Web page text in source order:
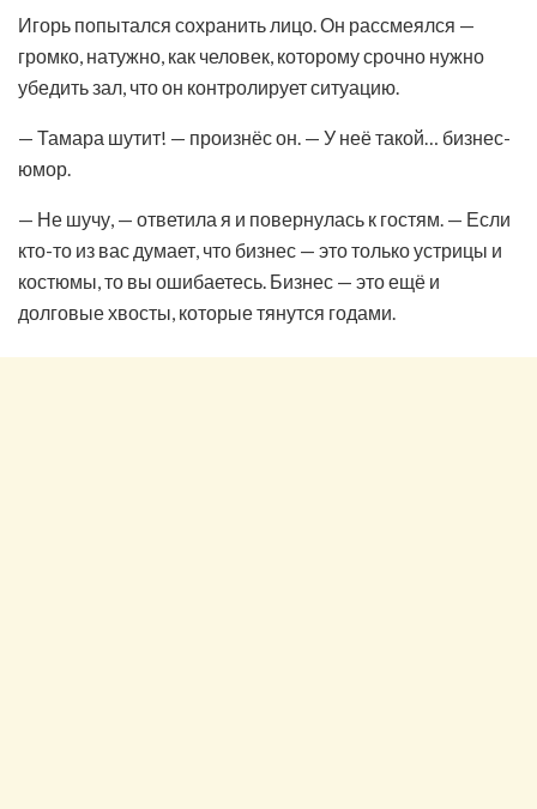
Игорь попытался сохранить лицо. Он рассмеялся —
громко, натужно, как человек, которому срочно нужно
убедить зал, что он контролирует ситуацию.
— Тамара шутит! — произнёс он. — У неё такой… бизнес-
юмор.
— Не шучу, — ответила я и повернулась к гостям. — Если
кто-то из вас думает, что бизнес — это только устрицы и
костюмы, то вы ошибаетесь. Бизнес — это ещё и
долговые хвосты, которые тянутся годами.